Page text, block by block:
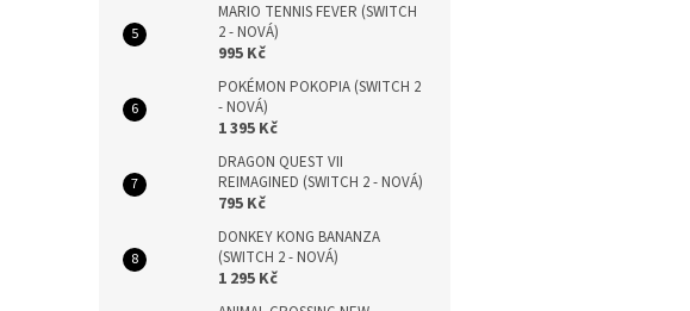
MARIO TENNIS FEVER (SWITCH
2 - NOVÁ)
995 Kč
POKÉMON POKOPIA (SWITCH 2
- NOVÁ)
1 395 Kč
DRAGON QUEST VII
REIMAGINED (SWITCH 2 - NOVÁ)
795 Kč
DONKEY KONG BANANZA
(SWITCH 2 - NOVÁ)
1 295 Kč